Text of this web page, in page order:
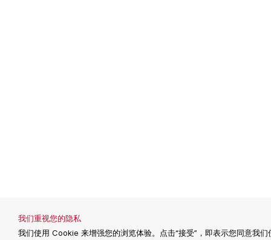
我们使用 Cookie 来增强您的浏览体验。点击“接受”，即表示您同意我
隐私声明